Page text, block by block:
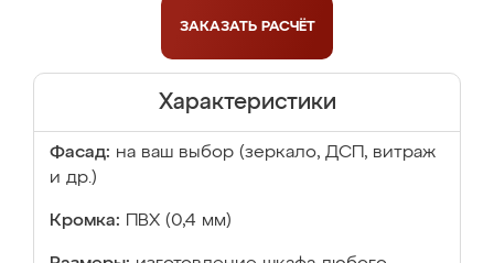
ЗАКАЗАТЬ РАСЧЁТ
Характеристики
Фасад: на ваш выбор (зеркало, ДСП, витраж
и др.)
Кромка: ПВХ (0,4 мм)